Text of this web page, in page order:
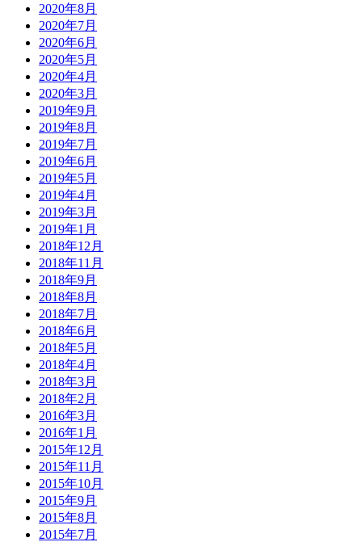
2020年8月
2020年7月
2020年6月
2020年5月
2020年4月
2020年3月
2019年9月
2019年8月
2019年7月
2019年6月
2019年5月
2019年4月
2019年3月
2019年1月
2018年12月
2018年11月
2018年9月
2018年8月
2018年7月
2018年6月
2018年5月
2018年4月
2018年3月
2018年2月
2016年3月
2016年1月
2015年12月
2015年11月
2015年10月
2015年9月
2015年8月
2015年7月